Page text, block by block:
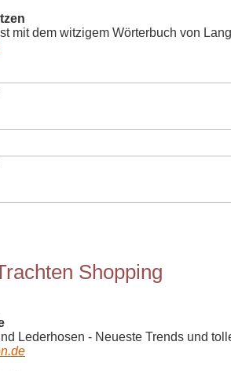
mit dem witzigem Wörterbuch von
Shopping
Lederhosen - Neueste Trends und